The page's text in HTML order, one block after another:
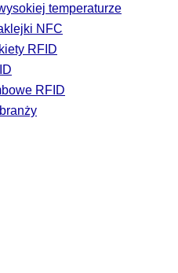
temperaturze
NFC
RFID
RFID